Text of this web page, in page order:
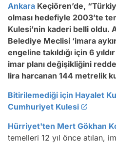
Ankara Keçiören’de,
olması hedefiyle 2003’te
Kulesi’nin kaderi belli oldu.
Belediye Meclisi ‘imara
engeline takıldığı için 6
imar planı değişikliğini
lira harcanan 144 metrelik
Bitirilemediği için Hayalet
Cumhuriyet Kulesi
Hürriyet'ten Mert Gökhan
temelleri 12 yıl önce atılan,